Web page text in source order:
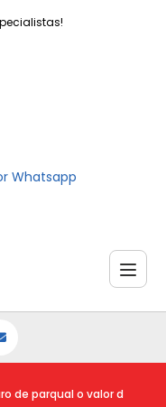
Whatsapp
de parabrisa trincado
qual o valor do